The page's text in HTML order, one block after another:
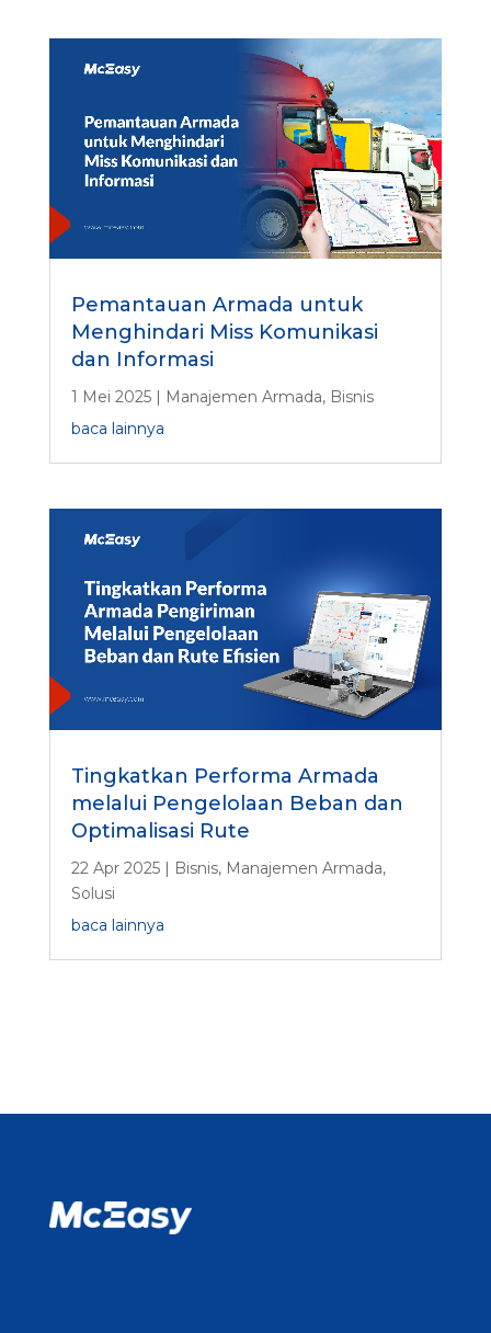
Pemantauan Armada untuk
Menghindari Miss Komunikasi
dan Informasi
1 Mei 2025| Manajemen Armada, Bisnis
baca lainnya
Tingkatkan Performa Armada
melalui Pengelolaan Beban dan
Optimalisasi Rute
22 Apr 2025| Bisnis, Manajemen Armada,
Solusi
baca lainnya